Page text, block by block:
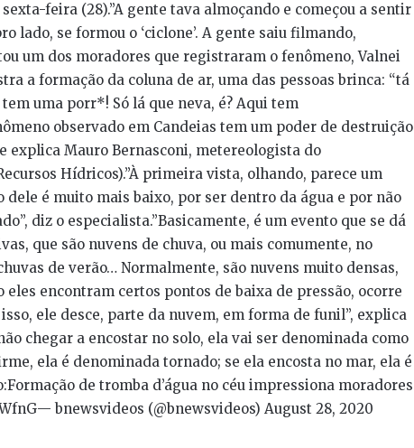
feira (28).”A gente tava almoçando e começou a sentir
lado, se formou o ‘ciclone’. A gente saiu filmando,
um dos moradores que registraram o fenômeno, Valnei
a formação da coluna de ar, uma das pessoas brinca: “tá
uma porr*! Só lá que neva, é? Aqui tem
observado em Candeias tem um poder de destruição
explica Mauro Bernasconi, metereologista do
Hídricos).”À primeira vista, olhando, parece um
é muito mais baixo, por ser dentro da água e por não
diz o especialista.”Basicamente, é um evento que se dá
que são nuvens de chuva, ou mais comumente, no
de verão… Normalmente, são nuvens muito densas,
encontram certos pontos de baixa de pressão, ocorre
ele desce, parte da nuvem, em forma de funil”, explica
chegar a encostar no solo, ela vai ser denominada como
ela é denominada tornado; se ela encosta no mar, ela é
de tromba d’água no céu impressiona moradores
bnewsvideos (@bnewsvideos) August 28, 2020